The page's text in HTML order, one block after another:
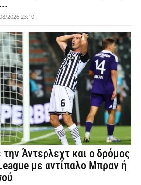
2026 23:10
Άντερλεχτ και ο δρόμος
με αντίπαλο Μπραν ή